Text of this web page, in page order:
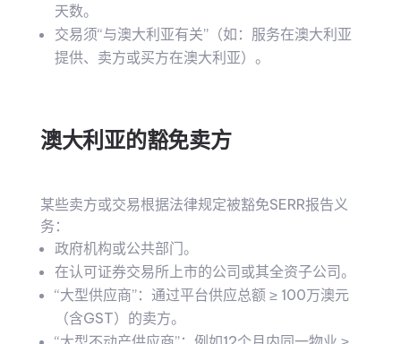
天数。
交易须“与澳大利亚有关”（如：服务在澳大利亚
提供、卖方或买方在澳大利亚）。
澳大利亚的豁免卖方
某些卖方或交易根据法律规定被豁免SERR报告义
务：
政府机构或公共部门。
在认可证券交易所上市的公司或其全资子公司。
“大型供应商”：通过平台供应总额 ≥ 100万澳元
（含GST）的卖方。